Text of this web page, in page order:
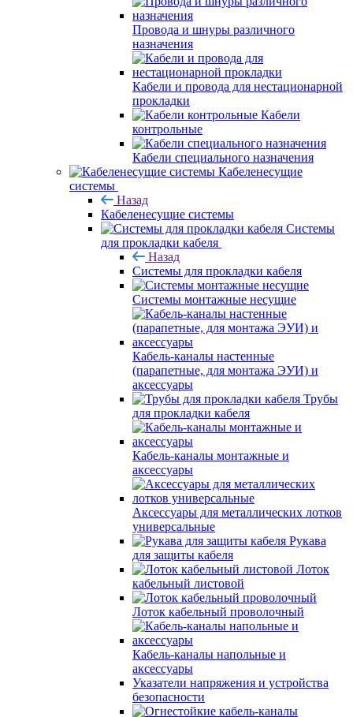
Провода и шнуры различного
назначения
Кабели и провода для нестационарной
прокладки
Кабели
контрольные
Кабели специального назначения
Кабеленесущие
системы
Назад
Кабеленесущие системы
Системы
для прокладки кабеля
Назад
Системы для прокладки кабеля
Системы монтажные несущие
Кабель-каналы настенные
(парапетные, для монтажа ЭУИ) и
аксессуары
Трубы
для прокладки кабеля
Кабель-каналы монтажные и
аксессуары
Аксессуары для металлических лотков
универсальные
Рукава
для защиты кабеля
Лоток
кабельный листовой
Лоток кабельный проволочный
Кабель-каналы напольные и
аксессуары
Указатели напряжения и устройства
безопасности